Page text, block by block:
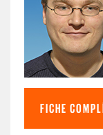
FICHE